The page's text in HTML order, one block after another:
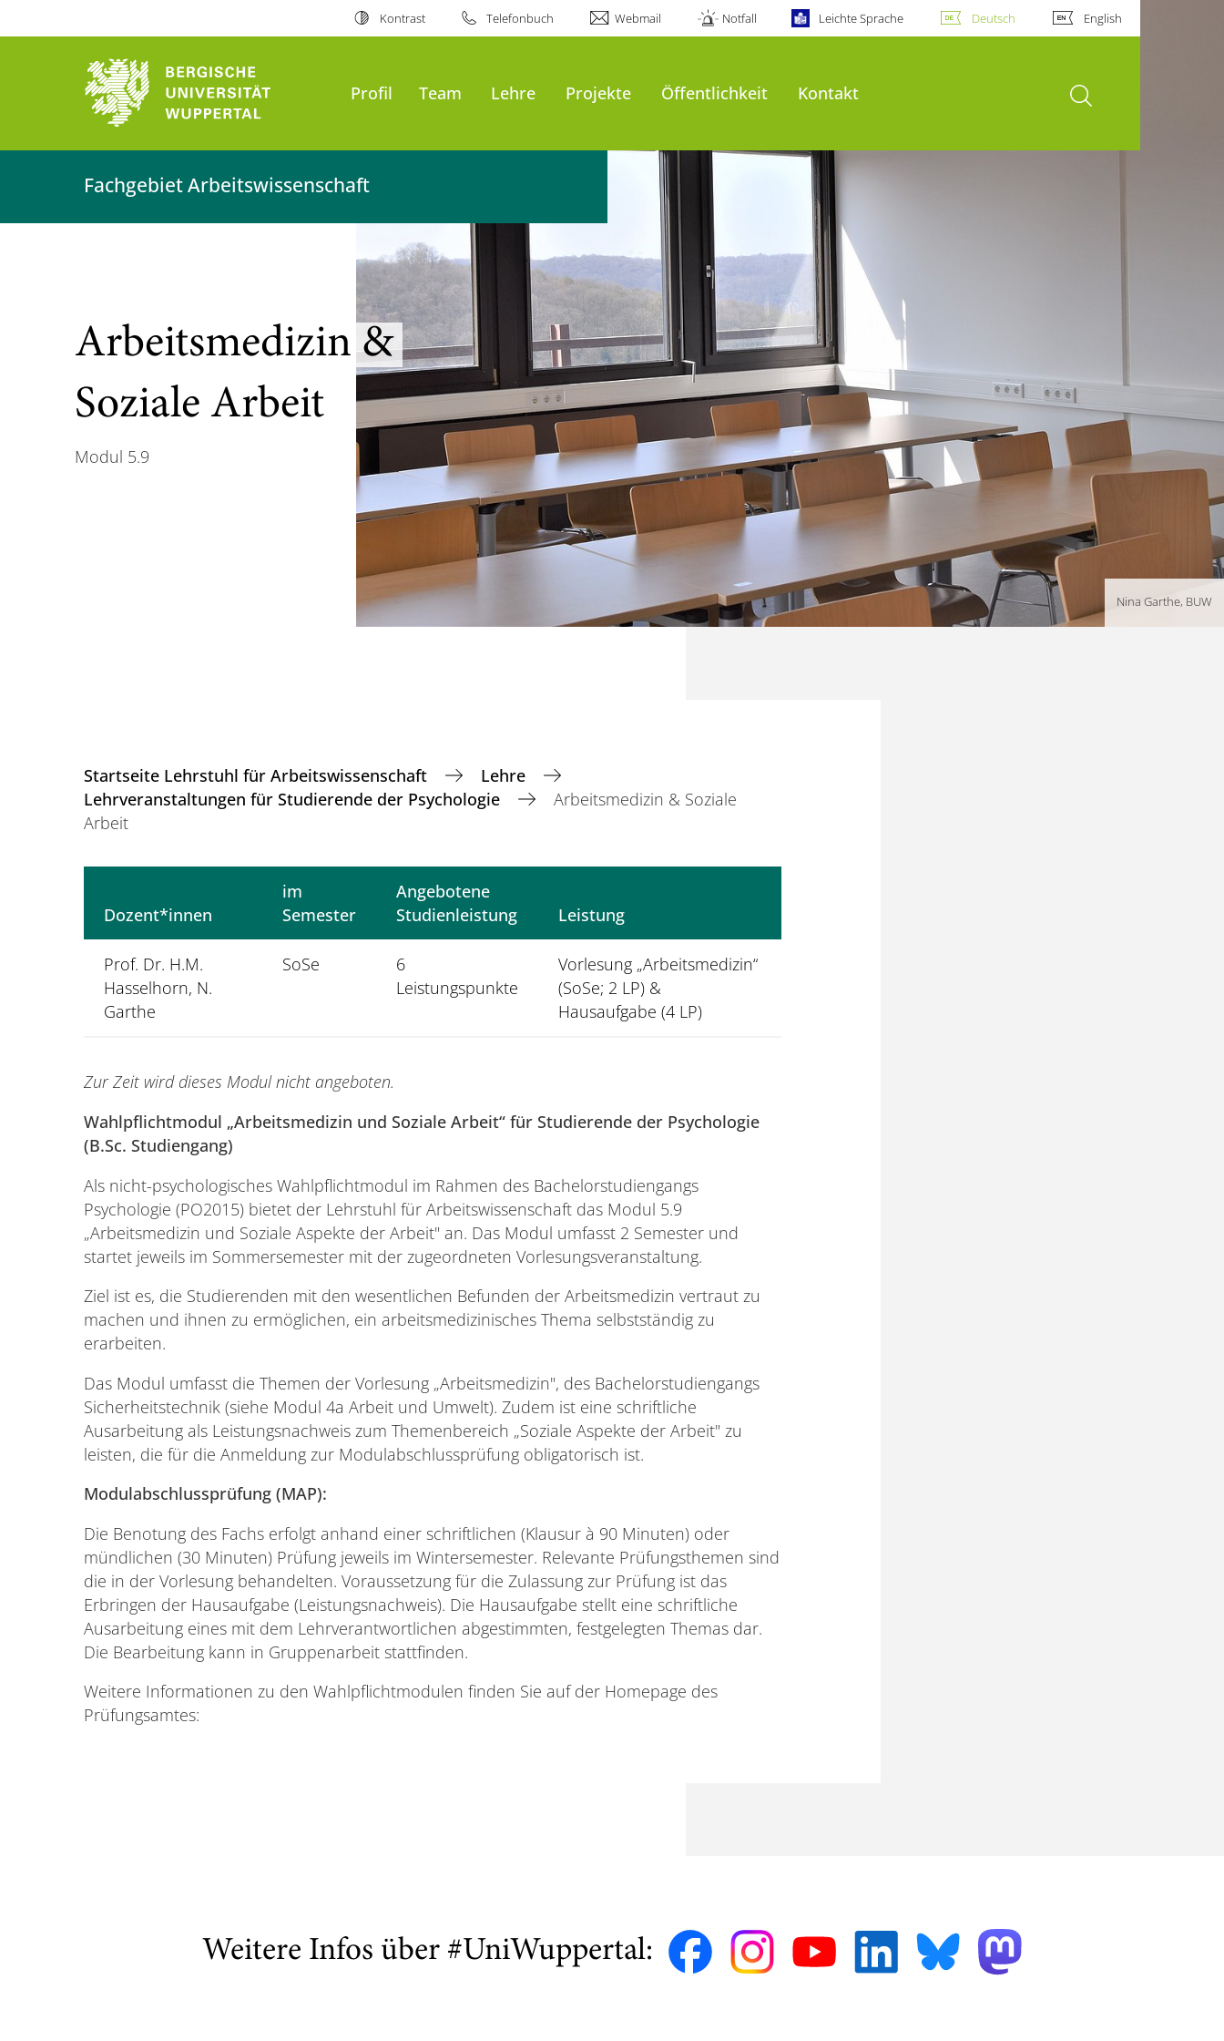
Kontrast Telefonbuch Webmail Notfall Leichte Sprache Deutsch English
Profil Team Lehre Projekte Öffentlichkeit Kontakt Suche öffnen
Fachgebiet Arbeitswissenschaft
Nina Garthe, BUW
Arbeitsmedizin &
Soziale Arbeit
Modul 5.9
Startseite Lehrstuhl für Arbeitswissenschaft
Lehre
Lehrveranstaltungen für Studierende der Psychologie
Arbeitsmedizin & Soziale
Arbeit
Dozent*innen
im
Semester
Angebotene
Studienleistung
Leistung
Prof. Dr. H.M.
Hasselhorn, N.
Garthe
SoSe
6
Leistungspunkte
Vorlesung „Arbeitsmedizin“
(SoSe; 2 LP) &
Hausaufgabe (4 LP)
Zur Zeit wird dieses Modul nicht angeboten.
Wahlpflichtmodul „Arbeitsmedizin und Soziale Arbeit“ für Studierende der Psychologie
(B.Sc. Studiengang)
Als nicht-psychologisches Wahlpflichtmodul im Rahmen des Bachelorstudiengangs
Psychologie (PO2015) bietet der Lehrstuhl für Arbeitswissenschaft das Modul 5.9
„Arbeitsmedizin und Soziale Aspekte der Arbeit" an. Das Modul umfasst 2 Semester und
startet jeweils im Sommersemester mit der zugeordneten Vorlesungsveranstaltung.
Ziel ist es, die Studierenden mit den wesentlichen Befunden der Arbeitsmedizin vertraut zu
machen und ihnen zu ermöglichen, ein arbeitsmedizinisches Thema selbstständig zu
erarbeiten.
Das Modul umfasst die Themen der Vorlesung „Arbeitsmedizin", des Bachelorstudiengangs
Sicherheitstechnik (siehe Modul 4a Arbeit und Umwelt). Zudem ist eine schriftliche
Ausarbeitung als Leistungsnachweis zum Themenbereich „Soziale Aspekte der Arbeit" zu
leisten, die für die Anmeldung zur Modulabschlussprüfung obligatorisch ist.
Modulabschlussprüfung (MAP):
Die Benotung des Fachs erfolgt anhand einer schriftlichen (Klausur à 90 Minuten) oder
mündlichen (30 Minuten) Prüfung jeweils im Wintersemester. Relevante Prüfungsthemen sind
die in der Vorlesung behandelten. Voraussetzung für die Zulassung zur Prüfung ist das
Erbringen der Hausaufgabe (Leistungsnachweis). Die Hausaufgabe stellt eine schriftliche
Ausarbeitung eines mit dem Lehrverantwortlichen abgestimmten, festgelegten Themas dar.
Die Bearbeitung kann in Gruppenarbeit stattfinden.
Weitere Informationen zu den Wahlpflichtmodulen finden Sie auf der Homepage des
Prüfungsamtes:
Weitere Infos über #UniWuppertal: